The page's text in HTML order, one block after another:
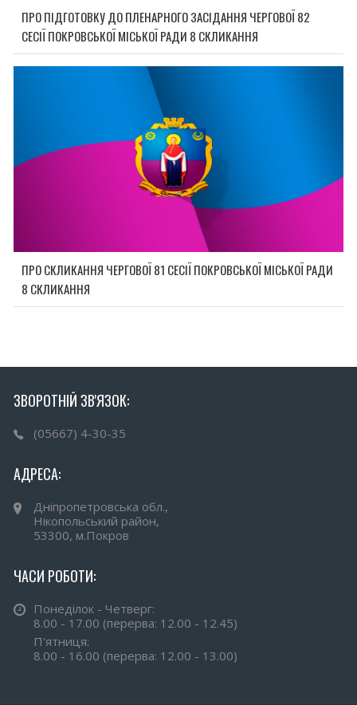
ПРО ПІДГОТОВКУ ДО ПЛЕНАРНОГО ЗАСІДАННЯ ЧЕРГОВОЇ 82
СЕСІЇ ПОКРОВСЬКОЇ МІСЬКОЇ РАДИ 8 СКЛИКАННЯ
ПРО СКЛИКАННЯ ЧЕРГОВОЇ 81 СЕСІЇ ПОКРОВСЬКОЇ МІСЬКОЇ РАДИ
8 СКЛИКАННЯ
ЗВОРОТНІЙ ЗВ'ЯЗОК:
(05667) 4-30-35
АДРЕСА:
Дніпропетровська обл.,
Нікопольський район,
53300, м.Покров
ЧАСИ РОБОТИ:
Понеділок - Четверг:
8.00 - 17.00 (перерва: 12.00 - 12.45)
П'ятниця:
8.00 - 16.00 (перерва: 12.00 - 13.00)